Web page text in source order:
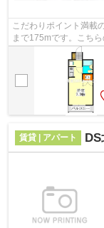
こだわりポイント満載
まで175mです。こち
用をカードでお支払い
賃貸 | アパート